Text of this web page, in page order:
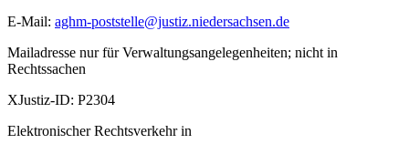
E-Mail: aghm-poststelle@justiz.niedersachsen.de
Mailadresse nur für Verwaltungsangelegenheiten; nicht in
Rechtssachen
XJustiz-ID: P2304
Elektronischer Rechtsverkehr in